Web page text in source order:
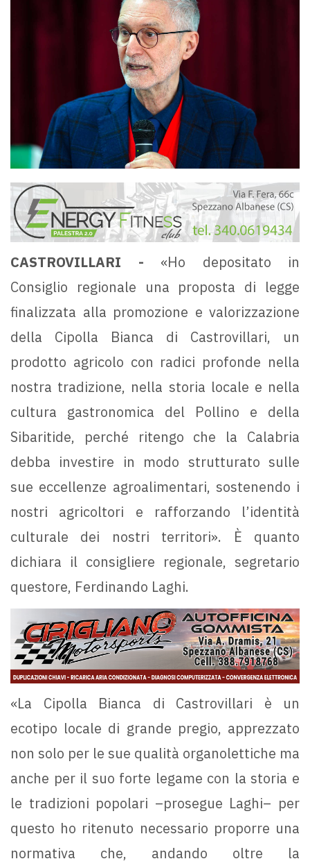
CASTROVILLARI - «Ho depositato in
Consiglio regionale una proposta di legge
finalizzata alla promozione e valorizzazione
della Cipolla Bianca di Castrovillari, un
prodotto agricolo con radici profonde nella
nostra tradizione, nella storia locale e nella
cultura gastronomica del Pollino e della
Sibaritide, perché ritengo che la Calabria
debba investire in modo strutturato sulle
sue eccellenze agroalimentari, sostenendo i
nostri agricoltori e rafforzando l’identità
culturale dei nostri territori». È quanto
dichiara il consigliere regionale, segretario
questore, Ferdinando Laghi.
«La Cipolla Bianca di Castrovillari è un
ecotipo locale di grande pregio, apprezzato
non solo per le sue qualità organolettiche ma
anche per il suo forte legame con la storia e
le tradizioni popolari –prosegue Laghi– per
questo ho ritenuto necessario proporre una
normativa che, andando oltre la